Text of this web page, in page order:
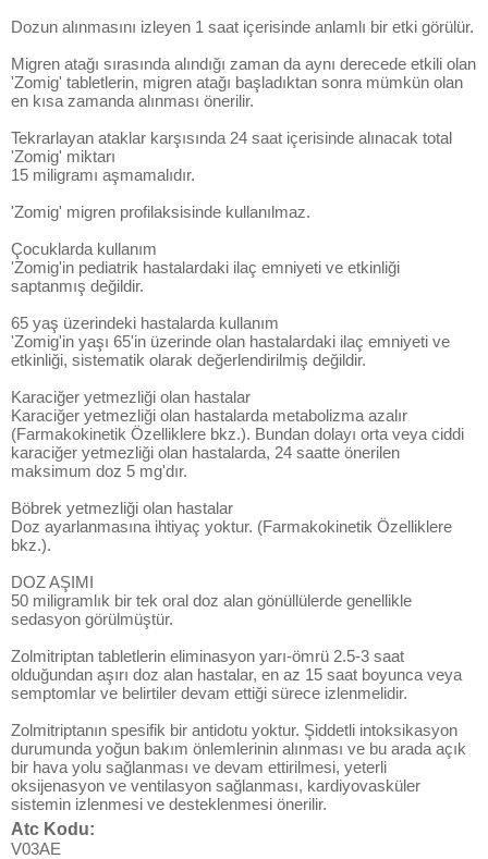
Dozun alınmasını izleyen 1 saat içerisinde anlamlı bir etki görülür.
Migren atağı sırasında alındığı zaman da aynı derecede etkili olan
'Zomig' tabletlerin, migren atağı başladıktan sonra mümkün olan
en kısa zamanda alınması önerilir.
Tekrarlayan ataklar karşısında 24 saat içerisinde alınacak total
'Zomig' miktarı
15 miligramı aşmamalıdır.
'Zomig' migren profilaksisinde kullanılmaz.
Çocuklarda kullanım
'Zomig'in pediatrik hastalardaki ilaç emniyeti ve etkinliği
saptanmış değildir.
65 yaş üzerindeki hastalarda kullanım
'Zomig'in yaşı 65'in üzerinde olan hastalardaki ilaç emniyeti ve
etkinliği, sistematik olarak değerlendirilmiş değildir.
Karaciğer yetmezliği olan hastalar
Karaciğer yetmezliği olan hastalarda metabolizma azalır
(Farmakokinetik Özelliklere bkz.). Bundan dolayı orta veya ciddi
karaciğer yetmezliği olan hastalarda, 24 saatte önerilen
maksimum doz 5 mg'dır.
Böbrek yetmezliği olan hastalar
Doz ayarlanmasına ihtiyaç yoktur. (Farmakokinetik Özelliklere
bkz.).
DOZ AŞIMI
50 miligramlık bir tek oral doz alan gönüllülerde genellikle
sedasyon görülmüştür.
Zolmitriptan tabletlerin eliminasyon yarı-ömrü 2.5-3 saat
olduğundan aşırı doz alan hastalar, en az 15 saat boyunca veya
semptomlar ve belirtiler devam ettiği sürece izlenmelidir.
Zolmitriptanın spesifik bir antidotu yoktur. Şiddetli intoksikasyon
durumunda yoğun bakım önlemlerinin alınması ve bu arada açık
bir hava yolu sağlanması ve devam ettirilmesi, yeterli
oksijenasyon ve ventilasyon sağlanması, kardiyovasküler
sistemin izlenmesi ve desteklenmesi önerilir.
Atc Kodu:
V03AE